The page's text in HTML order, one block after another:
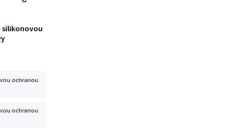
silikonovou
ochranou
ochranou